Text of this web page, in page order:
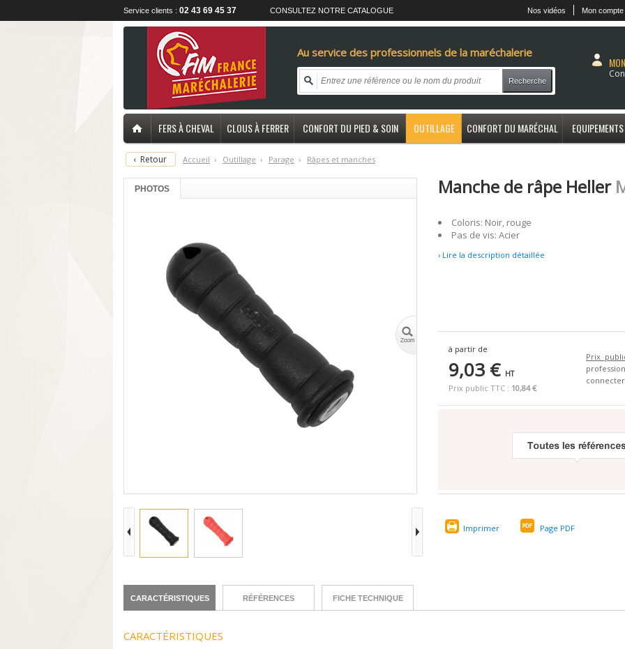
Service clients : 02 43 69 45 37 CONSULTEZ NOTRE CATALOGUE Nos vidéos Mon compte
Au service des professionnels de la maréchalerie
Recherche
FERS À CHEVAL CLOUS À FERRER CONFORT DU PIED & SOIN OUTILLAGE CONFORT DU MARÉCHAL EQUIPEMENTS
‹ Retour Accueil › Outillage › Parage › Râpes et manches
PHOTOS Manche de râpe Heller
Coloris: Noir, rouge
Pas de vis: Acier
› Lire la description détaillée
à partir de
9,03 € HT
Prix public TTC : 10,84 €
Prix
Imprimer Page PDF
CARACTÉRISTIQUES RÉFÉRENCES FICHE TECHNIQUE
CARACTÉRISTIQUES